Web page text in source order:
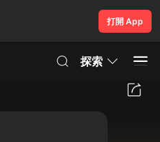
打開 App
探索